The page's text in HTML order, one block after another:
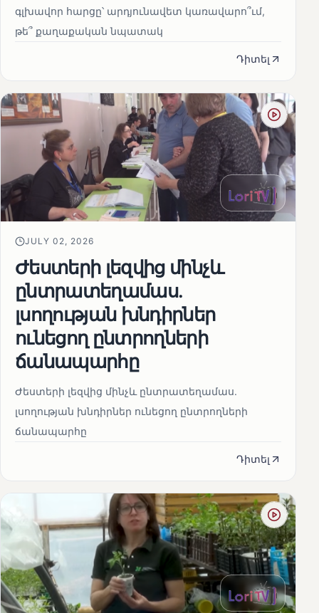
գլխավոր հարցը՝ արդյունավետ կառավարո՞ւմ,
թե՞ քաղաքական նպատակ
Դիտել
JULY 02, 2026
Ժեստերի լեզվից մինչև
ընտրատեղամաս.
լսողության խնդիրներ
ունեցող ընտրողների
ճանապարհը
Ժեստերի լեզվից մինչև ընտրատեղամաս.
լսողության խնդիրներ ունեցող ընտրողների
ճանապարհը
Դիտել